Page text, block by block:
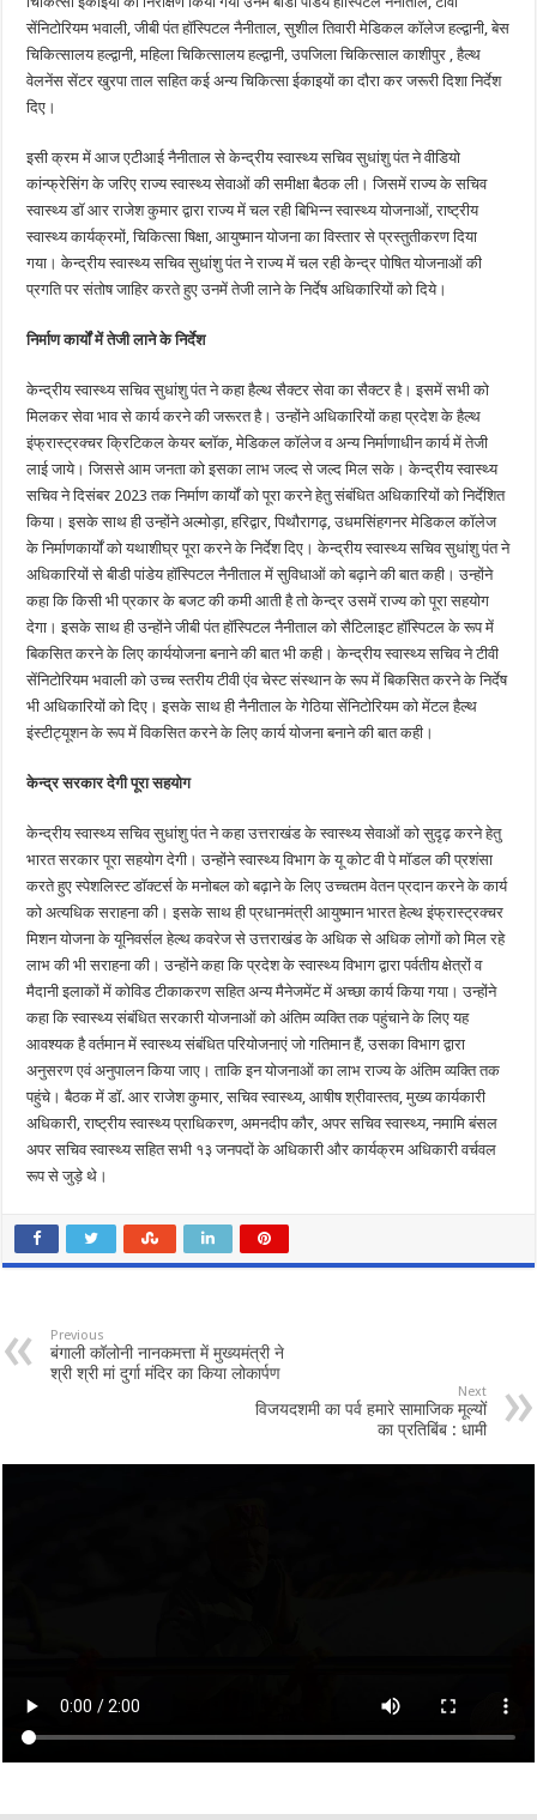
केन्द्र:
सुधांशु
पंत
सेंनिटोरियम भवाली, जीबी पंत हॉस्पिटल नैनीताल, सुशील तिवारी मेडिकल कॉलेज हल्द्वानी, बेस
चिकित्सालय हल्द्वानी, महिला चिकित्सालय हल्द्वानी, उपजिला चिकित्साल काशीपुर , हैल्थ
वेलनेंस सेंटर खुरपा ताल सहित कई अन्य चिकित्सा ईकाइयों का दौरा कर जरूरी दिशा निर्देश
दिए।
इसी क्रम में आज एटीआई नैनीताल से केन्द्रीय स्वास्थ्य सचिव सुधांशु पंत ने वीडियो
कांन्फ्रेसिंग के जरिए राज्य स्वास्थ्य सेवाओं की समीक्षा बैठक ली। जिसमें राज्य के सचिव
स्वास्थ्य डॉ आर राजेश कुमार द्वारा राज्य में चल रही बिभिन्न स्वास्थ्य योजनाओं, राष्ट्रीय
स्वास्थ्य कार्यक्रमों, चिकित्सा षिक्षा, आयुष्मान योजना का विस्तार से प्रस्तुतीकरण दिया
गया। केन्द्रीय स्वास्थ्य सचिव सुधांशु पंत ने राज्य में चल रही केन्द्र पोषित योजनाओं की
प्रगति पर संतोष जाहिर करते हुए उनमें तेजी लाने के निर्देष अधिकारियों को दिये।
निर्माण कार्यों में तेजी लाने के निर्देश
केन्द्रीय स्वास्थ्य सचिव सुधांशु पंत ने कहा हैल्थ सैक्टर सेवा का सैक्टर है। इसमें सभी को
मिलकर सेवा भाव से कार्य करने की जरूरत है। उन्होंने अधिकारियों कहा प्रदेश के हैल्थ
इंफ्रास्ट्रक्चर क्रिटिकल केयर ब्लॉक, मेडिकल कॉलेज व अन्य निर्माणाधीन कार्य में तेजी
लाई जाये। जिससे आम जनता को इसका लाभ जल्द से जल्द मिल सके। केन्द्रीय स्वास्थ्य
सचिव ने दिसंबर 2023 तक निर्माण कार्यों को पूरा करने हेतु संबंधित अधिकारियों को निर्देशित
किया। इसके साथ ही उन्होंने अल्मोड़ा, हरिद्वार, पिथौरागढ़, उधमसिंहगनर मेडिकल कॉलेज
के निर्माणकार्यों को यथाशीघ्र पूरा करने के निर्देश दिए। केन्द्रीय स्वास्थ्य सचिव सुधांशु पंत ने
अधिकारियों से बीडी पांडेय हॉस्पिटल नैनीताल में सुविधाओं को बढ़ाने की बात कही। उन्होंने
कहा कि किसी भी प्रकार के बजट की कमी आती है तो केन्द्र उसमें राज्य को पूरा सहयोग
देगा। इसके साथ ही उन्होंने जीबी पंत हॉस्पिटल नैनीताल को सैटिलाइट हॉस्पिटल के रूप में
बिकसित करने के लिए कार्ययोजना बनाने की बात भी कही। केन्द्रीय स्वास्थ्य सचिव ने टीवी
सेंनिटोरियम भवाली को उच्च स्तरीय टीवी एंव चेस्ट संस्थान के रूप में बिकसित करने के निर्देष
भी अधिकारियों को दिए। इसके साथ ही नैनीताल के गेठिया सेंनिटोरियम को मेंटल हैल्थ
इंस्टीट्यूशन के रूप में विकसित करने के लिए कार्य योजना बनाने की बात कही।
केन्द्र सरकार देगी पूरा सहयोग
केन्द्रीय स्वास्थ्य सचिव सुधांशु पंत ने कहा उत्तराखंड के स्वास्थ्य सेवाओं को सुदृढ़ करने हेतु
भारत सरकार पूरा सहयोग देगी। उन्होंने स्वास्थ्य विभाग के यू कोट वी पे मॉडल की प्रशंसा
करते हुए स्पेशलिस्ट डॉक्टर्स के मनोबल को बढ़ाने के लिए उच्चतम वेतन प्रदान करने के कार्य
को अत्यधिक सराहना की। इसके साथ ही प्रधानमंत्री आयुष्मान भारत हेल्थ इंफ्रास्ट्रक्चर
मिशन योजना के यूनिवर्सल हेल्थ कवरेज से उत्तराखंड के अधिक से अधिक लोगों को मिल रहे
लाभ की भी सराहना की। उन्होंने कहा कि प्रदेश के स्वास्थ्य विभाग द्वारा पर्वतीय क्षेत्रों व
मैदानी इलाकों में कोविड टीकाकरण सहित अन्य मैनेजमेंट में अच्छा कार्य किया गया। उन्होंने
कहा कि स्वास्थ्य संबंधित सरकारी योजनाओं को अंतिम व्यक्ति तक पहुंचाने के लिए यह
आवश्यक है वर्तमान में स्वास्थ्य संबंधित परियोजनाएं जो गतिमान हैं, उसका विभाग द्वारा
अनुसरण एवं अनुपालन किया जाए। ताकि इन योजनाओं का लाभ राज्य के अंतिम व्यक्ति तक
पहुंचे। बैठक में डॉ. आर राजेश कुमार, सचिव स्वास्थ्य, आषीष श्रीवास्तव, मुख्य कार्यकारी
अधिकारी, राष्ट्रीय स्वास्थ्य प्राधिकरण, अमनदीप कौर, अपर सचिव स्वास्थ्य, नमामि बंसल
अपर सचिव स्वास्थ्य सहित सभी १३ जनपदों के अधिकारी और कार्यक्रम अधिकारी वर्चवल
रूप से जुड़े थे।
Previous
बंगाली कॉलोनी नानकमत्ता में मुख्यमंत्री ने
श्री श्री मां दुर्गा मंदिर का किया लोकार्पण
Next
विजयदशमी का पर्व हमारे सामाजिक मूल्यों
का प्रतिबिंब : धामी